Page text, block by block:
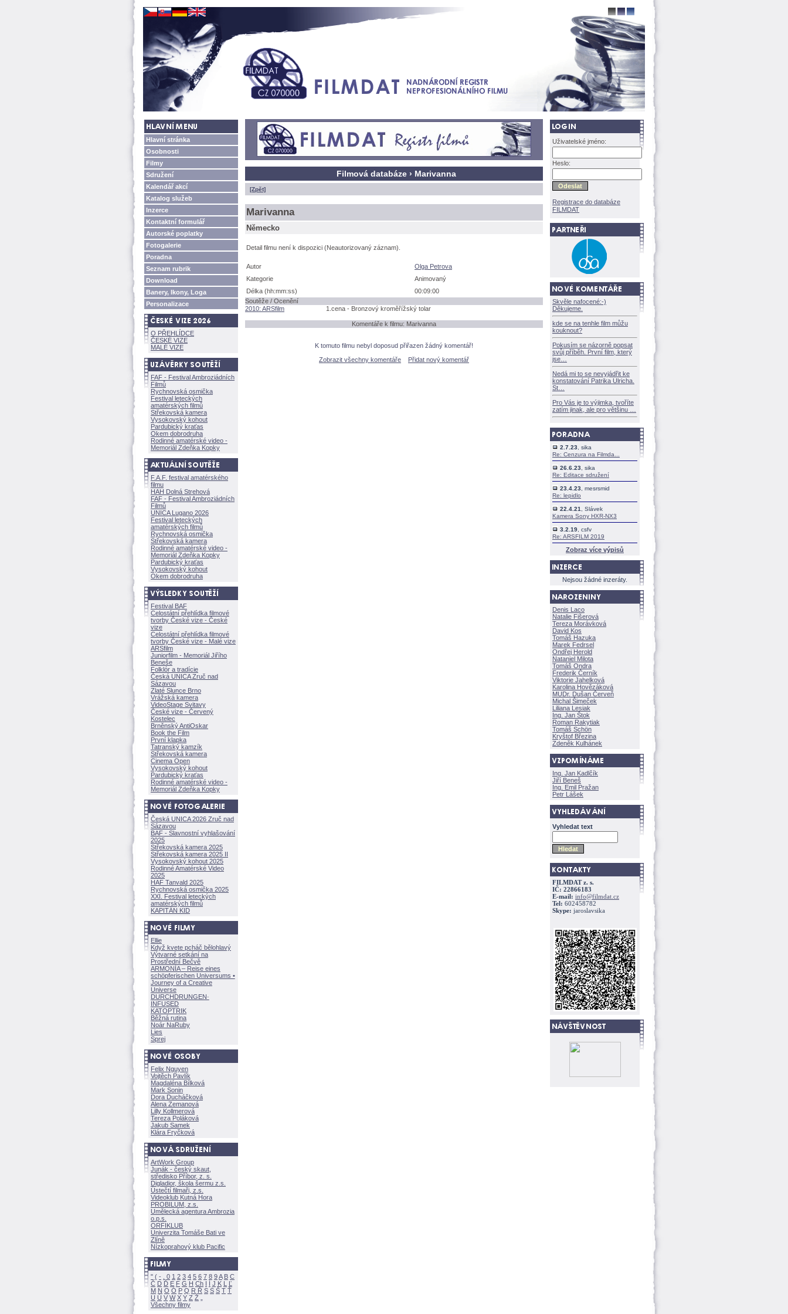
Hlavní stránka
Osobnosti
Filmy
Sdružení
Kalendář akcí
Katalog služeb
Inzerce
Kontaktní formulář
Autorské poplatky
Fotogalerie
Poradna
Seznam rubrik
Download
Banery, Ikony, Loga
Personalizace
O PŘEHLÍDCE
ČESKÉ VIZE
MALÉ VIZE
FAF - Festival Ambroziádních
Filmů
Rychnovská osmička
Festival leteckých
amatérských filmů
Střekovská kamera
Vysokovský kohout
Pardubický kraťas
Okem dobrodruha
Rodinné amatérské video -
Memoriál Zdeňka Kopky
F.A.F. festival amatérského
filmu
HAH Dolná Strehov
FAF - Festival Ambroziádních
Filmů
UNICA Lugano 2026
Festival leteckých
amatérských filmů
Rychnovská osmička
Střekovská kamera
Rodinné amatérské video -
Memoriál Zdeňka Kopky
Pardubický kraťas
Vysokovský kohout
Okem dobrodruha
Festival BAF
Celostátní přehlídka filmové
tvorby České vize - České
vize
Celostátní přehlídka filmové
tvorby České vize - Malé vize
ARSfilm
Juniorfilm - Memoriál Jiřího
Beneše
Folklór a tradície
Česká UNICA Zruč nad
Sázavou
Zlaté Slunce Brno
Vrážská kamera
VideoStage Svitavy
České vize - Červený
Kostelec
Brněnský AntiOskar
Book the Film
První klapka
Tatranský kamzík
Střekovská kamera
Cinema Open
Vysokovský kohout
Pardubický kraťas
Rodinné amatérské video -
Memoriál Zdeňka Kopky
Česká UNICA 2026 Zruč nad
Sázavou
BAF - Slavnostní vyhlašování
2025
Střekovská kamera 2025
Střekovská kamera 2025 II
Vysokovský kohout 2025
Rodinné Amatérské Video
2025
HAF Tanvald 2025
Rychnovská osmička 2025
XXI. Festival leteckých
amatérských filmů
KAPITÁN KID
Ellie
Když kvete pcháč bělohlavý
Výtvarné setkání na
Prostřední Bečvě
ARMONÍA – Reise eines
schöpferischen Universums •
Journey of a Creative
Universe
DURCHDRUNGEN·
INFUSED
KATOPTRIK
Běžná rutina
Noár NaRuby
Lies
Sprej
Felix Nguyen
Vojtěch Pavlík
Magdaléna Bílkov
Mark Sonin
Dora Ducháčkov
Alena Zemanov
Lilly Kollmerov
Tereza Polákov
Jakub Samek
Klára Fryčkov
ArtWork Group
Junák - český skaut,
středisko Příbor, z. s.
Digladior, škola šermu z.s.
Ústečtí filmaři, z.s.
Videoklub Kutná Hora
PROBILUM, z.s.
Umělecká agentura Ambrozia
o.p.s.
ORFIKLUB
Univerzita Tomáše Bati ve
Zlíně
Nízkoprahový klub Pacific
" ( - 0 1 2 3 4 5 6 7 8 9A B C
Č D Ď E F G H Ch I Í J K L
Ľ
M N O Ó P Q R Ř S Ś T Ť
U Ú V W X Y Z
Všechny filmy
Filmová databáze › Marivanna
[Zpět]
Marivanna
Německo
Detail filmu není k dispozici (Neautorizovaný záznam).
Autor
Olga Petrova
Kategorie
Animovaný
Délka (hh:mm:ss)
00:09:00
Soutěže / Ocenění
2010: ARSfilm
1.cena - Bronzový kroměřížský tolar
Komentáře k filmu: Marivanna
K tomuto filmu nebyl doposud přiřazen žádný komentář!
Zobrazit všechny komentáře
Přidat nový komentář
Uživatelské jméno:
Heslo:
Registrace do databáze
FILMDAT
Skvěle nafocené:-)
Děkujeme.
kde se na tenhle film můžu
kouknout?
Pokusím se názorně popsat
svůj příběh. První film, který
jse
Nedá mi to se nevyjádřit ke
konstatování Patrika Ulricha.
St
Pro Vás je to výjimka, tvoříte
zatím jinak, ale pro většinu
2.7.23 , sika
Re: Cenzura na Filmda...
26.6.23 , sika
Re: Editace sdružení
23.4.23 , mesrsmid
Re: lepidlo
22.4.21
, Slávek
Kamera Sony HXR-NX3
3.2.19 , csfv
Re: ARSFILM 2019
Zobraz více výpisů
Nejsou žádné inzeráty.
Denis Laco
Natalie Fišerov
Tereza Morávkov
David Kos
Tomáš Hazuka
Marek Fedrsel
Ondřej Herold
Nataniel Milota
Tomáš Ondra
Frederik Černík
Viktorie Jahelkov
Karolina Hovězákov
MUDr. Dušan Červeň
Michal Šimeček
Liliana Lesiak
Ing. Jan Štok
Roman Rakytiak
Tomáš Schön
Kryštof Březina
Zdeněk Kulhánek
Ing. Jan Kadlčík
Jiří Bene
Ing. Emil Pražan
Petr Lášek
Vyhledat text
FILMDAT z. s.
IČ: 22866183
E-mail: info@filmdat.cz
Tel: 602458782
Skype: jaroslavsika